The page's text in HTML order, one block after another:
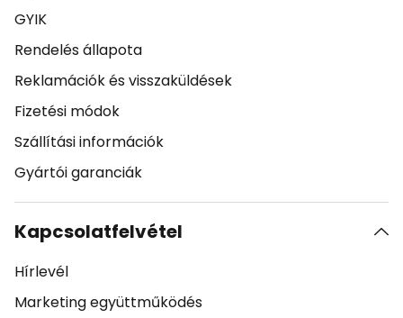
GYIK
Rendelés állapota
Reklamációk és visszaküldések
Fizetési módok
Szállítási információk
Gyártói garanciák
Kapcsolatfelvétel
Hírlevél
Marketing együttműködés